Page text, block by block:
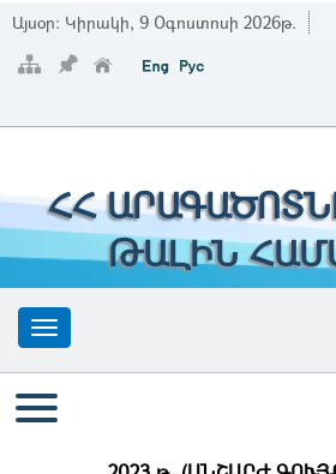
Այսօր: Կիրակի, 9 Օգոստոսի 2026թ.
ՀՀ
ԹԱԼԻՆ